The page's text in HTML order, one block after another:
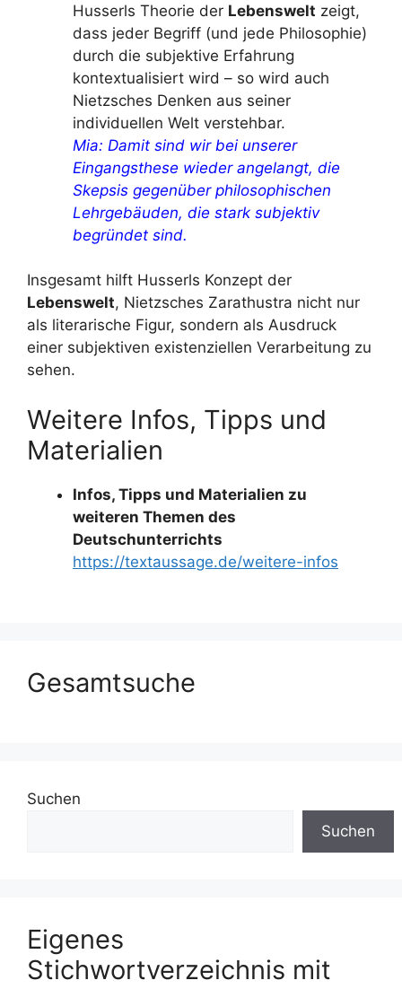
Husserls Theorie der Lebenswelt zeigt,
dass jeder Begriff (und jede Philosophie)
durch die subjektive Erfahrung
kontextualisiert wird – so wird auch
Nietzsches Denken aus seiner
individuellen Welt verstehbar.
Mia: Damit sind wir bei unserer
Eingangsthese wieder angelangt, die
Skepsis gegenüber philosophischen
Lehrgebäuden, die stark subjektiv
begründet sind.
Insgesamt hilft Husserls Konzept der
Lebenswelt, Nietzsches Zarathustra nicht nur
als literarische Figur, sondern als Ausdruck
einer subjektiven existenziellen Verarbeitung zu
sehen.
Weitere Infos, Tipps und
Materialien
Infos, Tipps und Materialien zu
weiteren Themen des
Deutschunterrichts
https://textaussage.de/weitere-infos
Gesamtsuche
Suchen
Suchen
Eigenes
Stichwortverzeichnis mit